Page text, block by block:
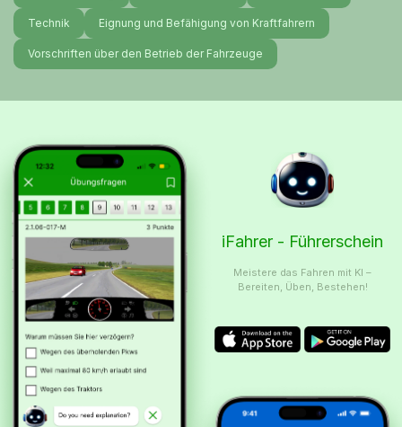
Technik Eignung und Befähigung von Kraftfahrern
Vorschriften über den Betrieb der Fahrzeuge
iFahrer - Führerschein
Meistere das Fahren mit KI –
Bereiten, Üben, Bestehen!